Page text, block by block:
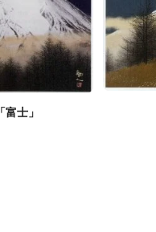
「富士」